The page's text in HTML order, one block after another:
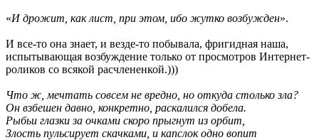
«И дрожит, как лист, при этом, ибо жутко возбужден».
И все-то она знает, и везде-то побывала, фригидная наша,
испытывающая возбуждение только от просмотров Интернет-
роликов со всякой расчлененкой.)))
Что ж, мечтать совсем не вредно, но откуда столько зла?
Он взбешен давно, конкретно, раскалился добела.
Рыбьи глазки за очками скоро прыгнут из орбит,
Злость пульсирует скачками, и капслок одно вопит